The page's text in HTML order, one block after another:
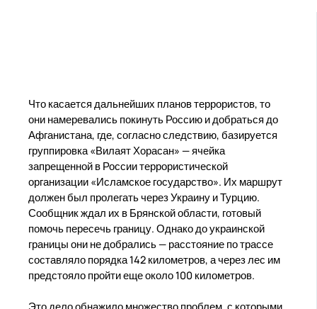
Что касается дальнейших планов террористов, то
они намеревались покинуть Россию и добраться до
Афганистана, где, согласно следствию, базируется
группировка «Вилаят Хорасан» — ячейка
запрещенной в России террористической
организации «Исламское государство». Их маршрут
должен был пролегать через Украину и Турцию.
Сообщник ждал их в Брянской области, готовый
помочь пересечь границу. Однако до украинской
границы они не добрались — расстояние по трассе
составляло порядка 142 километров, а через лес им
предстояло пройти еще около 100 километров.